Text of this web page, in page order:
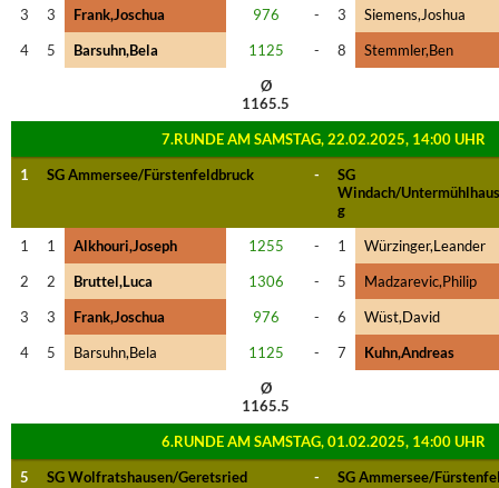
3
3 Frank,Joschua 976 - 3
Siemens,Joshua
4
5 Barsuhn,Bela 1125 - 8
Stemmler,Ben
Ø
1165.5
7.RUNDE AM SAMSTAG, 22.02.2025, 14:00 UHR
1
SG Ammersee/Fürstenfeldbruck -
SG
Windach/
g
1
1 Alkhouri,Joseph 1255 - 1
Würzinger,Leander
2
2 Bruttel,Luca 1306 - 5
Madzarevic,Philip
3
3 Frank,Joschua 976 - 6
Wüst,David
4
5 Barsuhn,Bela 1125 - 7
Kuhn,Andreas
Ø
1165.5
6.RUNDE AM SAMSTAG, 01.02.2025, 14:00 UHR
5
SG Wolfratshausen/Geretsried - SG Ammersee/